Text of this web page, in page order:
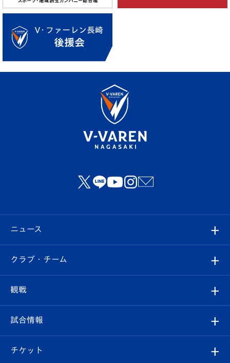
ニュース
すべて
クラブ
試合情報
クラブ・チーム
クラブ概要
観戦
観戦ルール
試合情報
試合日程/結果
チケット